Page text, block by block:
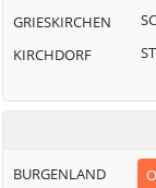
GRIESKIRCHEN
KIRCHDORF
BURGENLAND